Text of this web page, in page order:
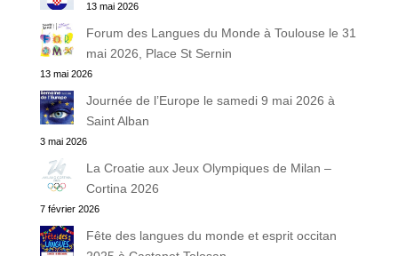
13 mai 2026
Forum des Langues du Monde à Toulouse le 31
mai 2026, Place St Sernin
13 mai 2026
Journée de l’Europe le samedi 9 mai 2026 à
Saint Alban
3 mai 2026
La Croatie aux Jeux Olympiques de Milan –
Cortina 2026
7 février 2026
Fête des langues du monde et esprit occitan